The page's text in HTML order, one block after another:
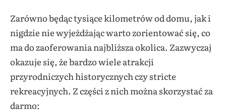
Zarówno będąc tysiące kilometrów od domu, jak i
nigdzie nie wyjeżdżając warto zorientować się, co
ma do zaoferowania najbliższa okolica. Zazwyczaj
okazuje się, że bardzo wiele atrakcji
przyrodniczych historycznych czy stricte
rekreacyjnych. Z części z nich można skorzystać za
darmo: